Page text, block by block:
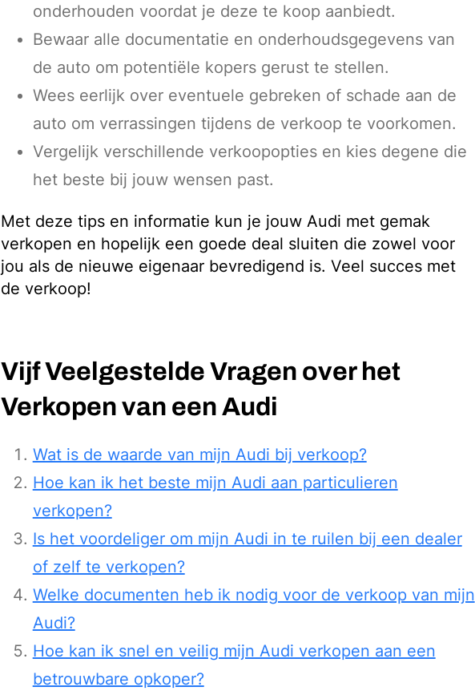
onderhouden voordat je deze te koop aanbiedt.
Bewaar alle documentatie en onderhoudsgegevens van
de auto om potentiële kopers gerust te stellen.
Wees eerlijk over eventuele gebreken of schade aan de
auto om verrassingen tijdens de verkoop te voorkomen.
Vergelijk verschillende verkoopopties en kies degene die
het beste bij jouw wensen past.
Met deze tips en informatie kun je jouw Audi met gemak
verkopen en hopelijk een goede deal sluiten die zowel voor
jou als de nieuwe eigenaar bevredigend is. Veel succes met
de verkoop!
Vijf Veelgestelde Vragen over het
Verkopen van een Audi
Wat is de waarde van mijn Audi bij verkoop?
Hoe kan ik het beste mijn Audi aan particulieren
verkopen?
Is het voordeliger om mijn Audi in te ruilen bij een dealer
of zelf te verkopen?
Welke documenten heb ik nodig voor de verkoop van mijn
Audi?
Hoe kan ik snel en veilig mijn Audi verkopen aan een
betrouwbare opkoper?